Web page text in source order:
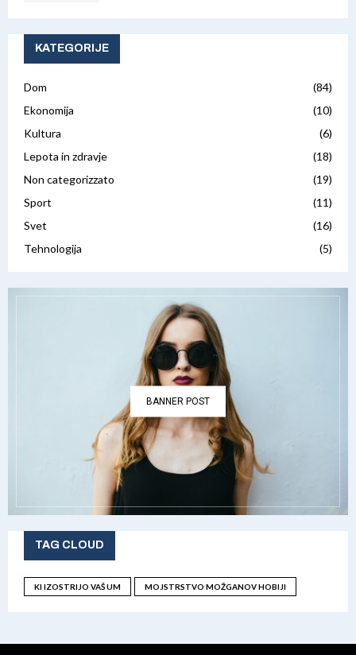
KATEGORIJE
Dom
(84)
Ekonomija
(10)
Kultura
(6)
Lepota in zdravje
(18)
Non categorizzato
(19)
Sport
(11)
Svet
(16)
Tehnologija
(5)
BANNER POST
TAG CLOUD
KI IZOSTRIJO VAŠ UM MOJSTRSTVO MOŽGANOV HOBIJI